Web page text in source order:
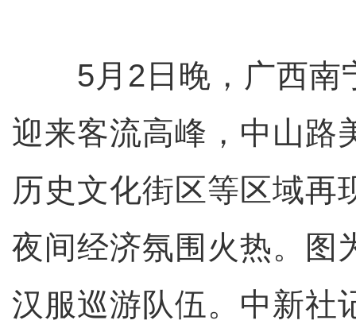
5月2日晚，广西南
迎来客流高峰，中山路
历史文化街区等区域再
夜间经济氛围火热。图
汉服巡游队伍。中新社